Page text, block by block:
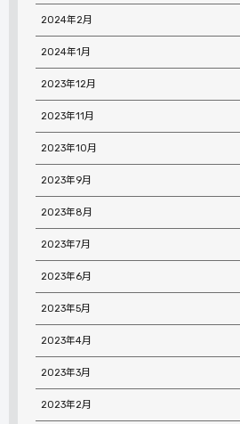
2024年2月
2024年1月
2023年12月
2023年11月
2023年10月
2023年9月
2023年8月
2023年7月
2023年6月
2023年5月
2023年4月
2023年3月
2023年2月